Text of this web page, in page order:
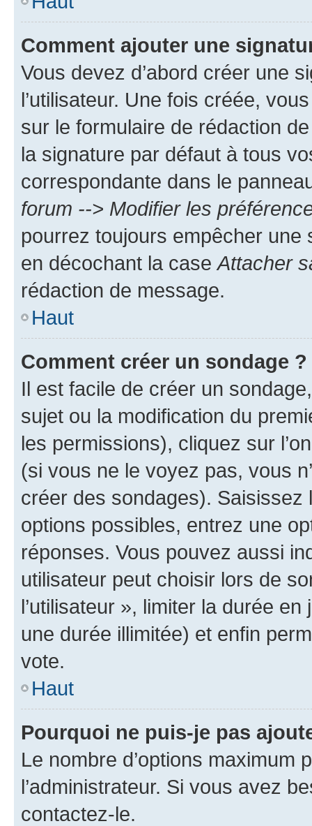
Comment ajouter une
Vous devez d’abord créer une
l’utilisateur. Une fois créée,
sur le formulaire de rédaction
la signature par défaut à tous
correspondante dans le
forum --> Modifier les
pourrez toujours empêcher une
en décochant la case Attacher
rédaction de message.
Haut
Comment créer un sondage ?
Il est facile de créer un
sujet ou la modification du
les permissions), cliquez sur
(si vous ne le voyez pas, vous
créer des sondages).
options possibles, entrez une
réponses. Vous pouvez aussi
utilisateur peut choisir lors de
l’utilisateur », limiter la durée
une durée illimitée) et enfin
vote.
Haut
Pourquoi ne puis-je pas
Le nombre d’options maximum
l’administrateur. Si vous avez
contactez-le.